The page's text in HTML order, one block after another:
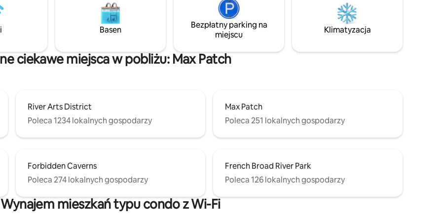
nad strumieniem,
na połowie posesji,
przez trzy sezony w roku,
szlaki o długości mili,
znajduje się ławka.
ładowanie pojazdów
się na wieczory w górach. Spokojne,
wyjątkowe miejsce, w którym można
doświadczyć magii gór. ✨
zachody słońca. Ten przytulny domek
może pomieścić 4 osoby. Jest idealny dla
rodziny lub znajomych szukających
spokoju i kontaktu z naturą. Poczuj
i stylu!
Basen
Bezpłatny parking na
miejscu
Klimatyzacja
ciekawe miejsca w pobliżu: Max Patch
River Arts District
Poleca 1234 lokalnych gospodarzy
Max Patch
Poleca 251 lokalnych gospodarzy
Forbidden Caverns
Poleca 274 lokalnych gospodarzy
French Broad River Park
Poleca 126 lokalnych gospodarzy
Wynajem mieszkań typu condo z Wi-Fi